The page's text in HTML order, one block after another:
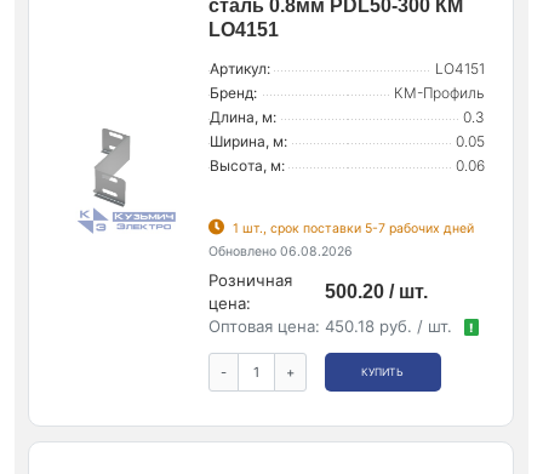
сталь 0.8мм PDL50-300 КМ
LO4151
Артикул:
LO4151
Бренд:
КМ-Профиль
Длина, м:
0.3
Ширина, м:
0.05
Высота, м:
0.06
1 шт., срок поставки 5-7 рабочих дней
Обновлено 06.08.2026
Розничная
цена:
500.20 / шт.
Оптовая цена: 450.18 руб. / шт. !
- + КУПИТЬ